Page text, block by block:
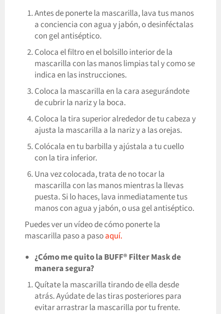
Antes de ponerte la mascarilla, lava tus manos
a conciencia con agua y jabón, o desinféctalas
con gel antiséptico.
Coloca el filtro en el bolsillo interior de la
mascarilla con las manos limpias tal y como se
indica en las instrucciones.
Coloca la mascarilla en la cara asegurándote
de cubrir la nariz y la boca.
Coloca la tira superior alrededor de tu cabeza y
ajusta la mascarilla a la nariz y a las orejas.
Colócala en tu barbilla y ajústala a tu cuello
con la tira inferior.
Una vez colocada, trata de no tocar la
mascarilla con las manos mientras la llevas
puesta. Si lo haces, lava inmediatamente tus
manos con agua y jabón, o usa gel antiséptico.
Puedes ver un vídeo de cómo ponerte la
mascarilla paso a pasoaquí.
¿Cómo me quito la BUFF® Filter Mask de
manera segura?
Quítate la mascarilla tirando de ella desde
atrás. Ayúdate de las tiras posteriores para
evitar arrastrar la mascarilla por tu frente.